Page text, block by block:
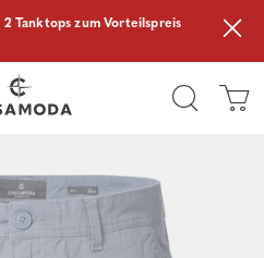
2 Tanktops zum Vorteilspreis